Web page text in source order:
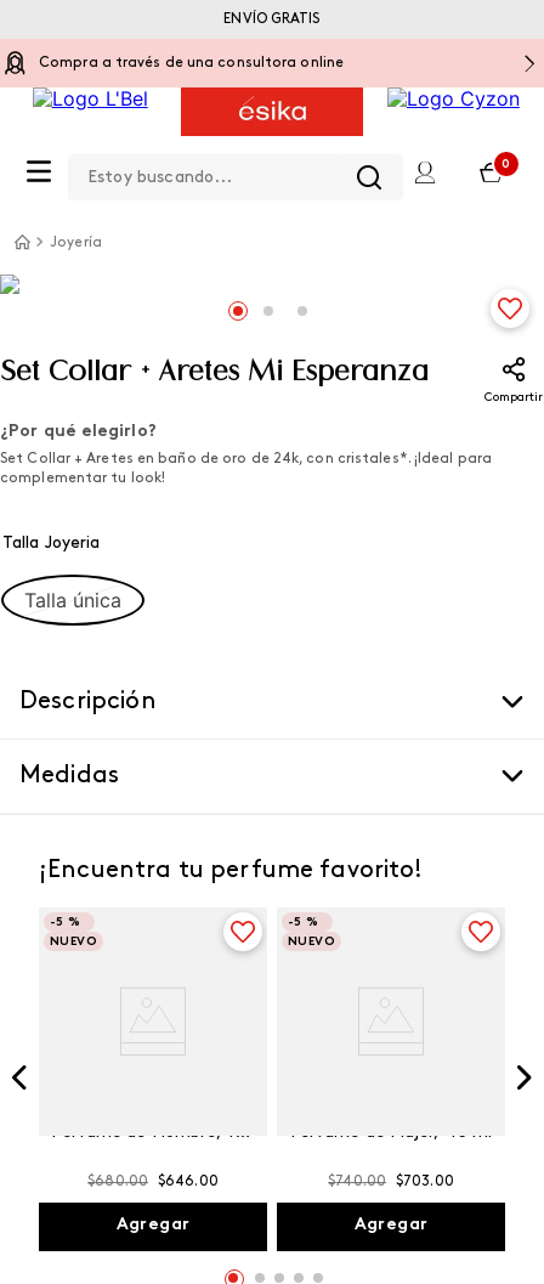
Compra a través de una consultora online
0
ENVÍO GRATIS
Joyería
Set Collar + Aretes Mi Esperanza
Compartir
¿Por qué elegirlo?
Set Collar + Aretes en baño de oro de 24k, con cristales*. ¡Ideal para
complementar tu look!
Talla Joyeria
Talla única
Descripción
Medidas
¡Encuentra tu perfume favorito!
-5 %
NUEVO
Perfume de Hombre, 100
$680.00 $646.00
Agregar
-5 %
NUEVO
Perfume de Mujer, 45 ml
$740.00 $703.00
Agregar